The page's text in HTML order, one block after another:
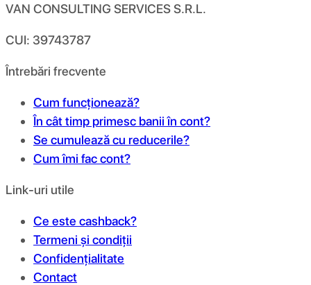
VAN CONSULTING SERVICES S.R.L.
CUI: 39743787
Întrebări frecvente
Cum funcționează?
În cât timp primesc banii în cont?
Se cumulează cu reducerile?
Cum îmi fac cont?
Link-uri utile
Ce este cashback?
Termeni și condiții
Confidențialitate
Contact